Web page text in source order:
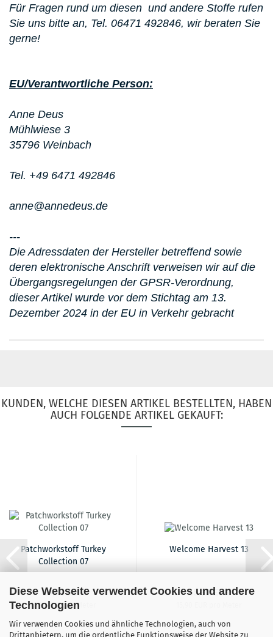
Diese Webseite verwendet Cookies und andere
Technologien
Wir verwenden Cookies und ähnliche Technologien, auch von
Drittanbietern, um die ordentliche Funktionsweise der Website zu
Für Fragen rund um diesen und andere Stoffe rufen
Sie uns bitte an, Tel. 06471 492846, wir beraten Sie
gerne!
EU/Verantwortliche Person:
Anne Deus
Mühlwiese 3
35796 Weinbach
Tel. +49 6471 492846
anne@annedeus.de
---
Die Adressdaten der Hersteller betreffend sowie
deren elektronische Anschrift verweisen wir auf die
Übergangsregelungen der GPSR-Verordnung,
dieser Artikel wurde vor dem Stichtag am 13.
Dezember 2024 in der EU in Verkehr gebracht
KUNDEN, WELCHE DIESEN ARTIKEL BESTELLTEN, HABEN
AUCH FOLGENDE ARTIKEL GEKAUFT:
Patchworkstoff Turkey
Collection 07
19,90 EUR
19,90 EUR pro Meter
Welcome Harvest 13
15,90 EUR